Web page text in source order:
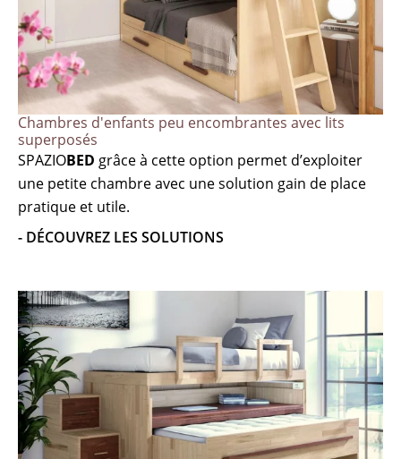
Chambres d'enfants peu encombrantes avec lits
superposés
SPAZIOBED grâce à cette option permet d’exploiter
une petite chambre avec une solution gain de place
pratique et utile.
- DÉCOUVREZ LES SOLUTIONS